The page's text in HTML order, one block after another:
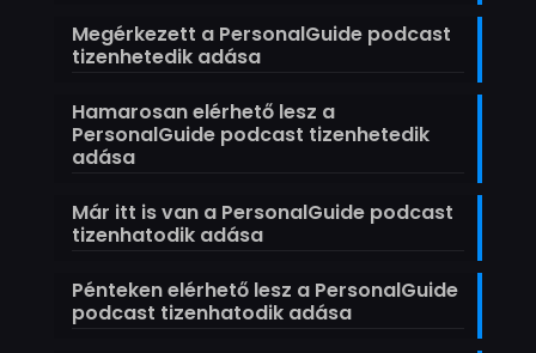
Megérkezett a PersonalGuide podcast
tizenhetedik adása
Hamarosan elérhető lesz a
PersonalGuide podcast tizenhetedik
adása
Már itt is van a PersonalGuide podcast
tizenhatodik adása
Pénteken elérhető lesz a PersonalGuide
podcast tizenhatodik adása